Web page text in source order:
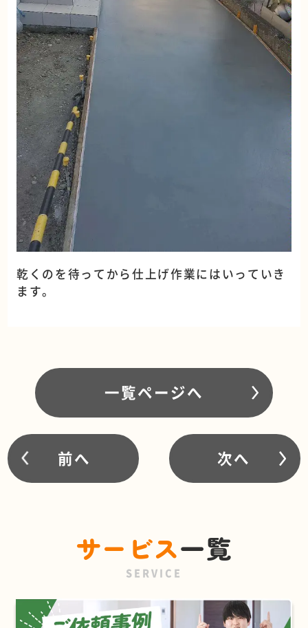
乾くのを待ってから仕上げ作業にはいっていき
ます。
前へ
一覧ページへ
次へ
サービス一覧
SERVICE